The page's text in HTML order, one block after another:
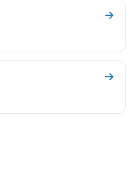
Zum
Zum